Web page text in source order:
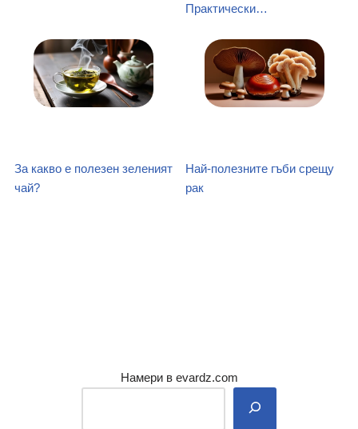
Практически…
За какво е полезен зеленият
чай?
Най-полезните гъби срещу
рак
Намери в evardz.com